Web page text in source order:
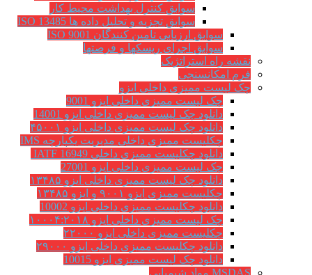
سوابق کنترل بهداشت محیط کار
سوابق تجزیه و تحلیل داده ها ISO 13485
سوابق ارزیابی تامین کنندگان ISO 9001
سوابق اجرای ریسکها و فرصتها
نقشه راه استراتژیک
فرم امکانسنجی
چک لیست ممیزی داخلی ایزو
چک لیست ممیزی داخلی ایزو 9001
دانلود چک لیست ممیزی داخلی ایزو 14001
دانلود چک لیست ممیزی داخلی ایزو ۴۵۰۰۱
چکلیست ممیزی داخلی مدیریت یکپارچه IMS
دانلود چکلیست ممیزی داخلی IATF 16949
چک لیست ممیزی داخلی ایزو 27001
دانلود چک لیست ممیزی داخلی ایزو ۱۳۴۸۵
چکلیست ممیزی ایزو ۹۰۰۱ و ایزو ۱۳۴۸۵
دانلود چکلیست ممیزی داخلی ایزو 10002
چک لیست ممیزی داخلی ایزو ۱۰۰۰۴:۲۰۱۸
چکلیست ممیزی داخلی ایزو ۲۲۰۰۰
دانلود چکلیست ممیزی داخلی ایزو ۲۹۰۰۰
دانلود چک لیست ممیزی ایزو 10015
MSDAS مواد شیمیایی